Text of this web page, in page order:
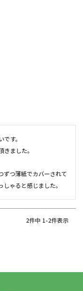
す。
ました。
ずつ薄紙でカバーされて
ゃると感じました。
2件中 1-2件表示